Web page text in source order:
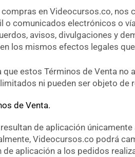
en Videocursos.co,
o comunicados electrónicos o
avisos, divulgaciones y
los mismos efectos legales
estos Términos de Venta no
ni pueden ser objeto de
de Venta.
de aplicación
Videocursos.co podrá
de aplicación a los pedidos